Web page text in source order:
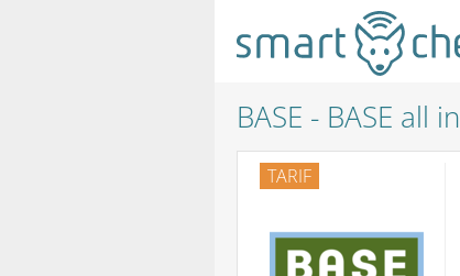
BASE - BASE all in
TARIF